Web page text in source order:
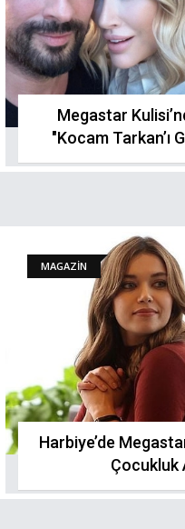
Megastar
"Kocam Tarkan’ı
MAGAZİN
Harbiye’de
Çocukluk